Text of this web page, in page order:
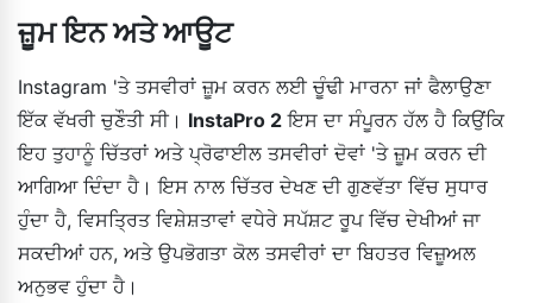
ਜ਼ੂਮ ਇਨ ਅਤੇ ਆਊਟ
Instagram 'ਤੇ ਤਸਵੀਰਾਂ ਜ਼ੂਮ ਕਰਨ ਲਈ ਚੂੰਢੀ ਮਾਰਨਾ ਜਾਂ ਫੈਲਾਉਣਾ
ਇੱਕ ਵੱਖਰੀ ਚੁਣੌਤੀ ਸੀ। InstaPro 2 ਇਸ ਦਾ ਸੰਪੂਰਨ ਹੱਲ ਹੈ ਕਿਉਂਕਿ
ਇਹ ਤੁਹਾਨੂੰ ਚਿੱਤਰਾਂ ਅਤੇ ਪ੍ਰੋਫਾਈਲ ਤਸਵੀਰਾਂ ਦੋਵਾਂ 'ਤੇ ਜ਼ੂਮ ਕਰਨ ਦੀ
ਆਗਿਆ ਦਿੰਦਾ ਹੈ। ਇਸ ਨਾਲ ਚਿੱਤਰ ਦੇਖਣ ਦੀ ਗੁਣਵੱਤਾ ਵਿੱਚ ਸੁਧਾਰ
ਹੁੰਦਾ ਹੈ, ਵਿਸਤ੍ਰਿਤ ਵਿਸ਼ੇਸ਼ਤਾਵਾਂ ਵਧੇਰੇ ਸਪੱਸ਼ਟ ਰੂਪ ਵਿੱਚ ਦੇਖੀਆਂ ਜਾ
ਸਕਦੀਆਂ ਹਨ, ਅਤੇ ਉਪਭੋਗਤਾ ਕੋਲ ਤਸਵੀਰਾਂ ਦਾ ਬਿਹਤਰ ਵਿਜ਼ੂਅਲ
ਅਨੁਭਵ ਹੁੰਦਾ ਹੈ।